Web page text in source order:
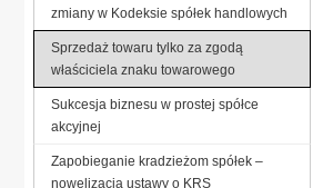
zmiany w Kodeksie spółek handlowych
Sprzedaż towaru tylko za zgodą
właściciela znaku towarowego
Sukcesja biznesu w prostej spółce
akcyjnej
Zapobieganie kradzieżom spółek –
nowelizacja ustawy o KRS